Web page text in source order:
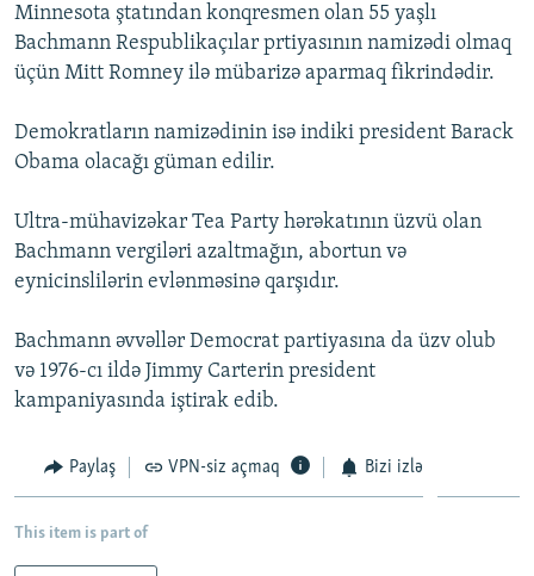
FOTOQALEREYA
İNFOQRAFIKA
OXU ZALI
AZƏRBAYCAN ƏDƏBIYYATI KITABXANASI
İZ - MƏDƏNIYYƏT PROQRAMI
HAQQIMIZDA
MISSIYAMIZ
MATERIALLARIMIZDAN ISTIFADƏ
XƏBƏR BÜLLETENLƏRIMIZ
BIZI IZLƏ
Minnesota ştatından konqresmen olan 55 yaşlı
Bachmann Respublikaçılar prtiyasının namizədi olmaq
üçün Mitt Romney ilə mübarizə aparmaq fikrindədir.
Demokratların namizədinin isə indiki president Barack
Obama olacağı güman edilir.
Ultra-mühavizəkar Tea Party hərəkatının üzvü olan
Bachmann vergiləri azaltmağın, abortun və
eynicinslilərin evlənməsinə qarşıdır.
Bachmann əvvəllər Democrat partiyasına da üzv olub
və 1976-cı ildə Jimmy Carterin president
kampaniyasında iştirak edib.
Paylaş VPN-siz açmaq Bizi izlə
This item is part of